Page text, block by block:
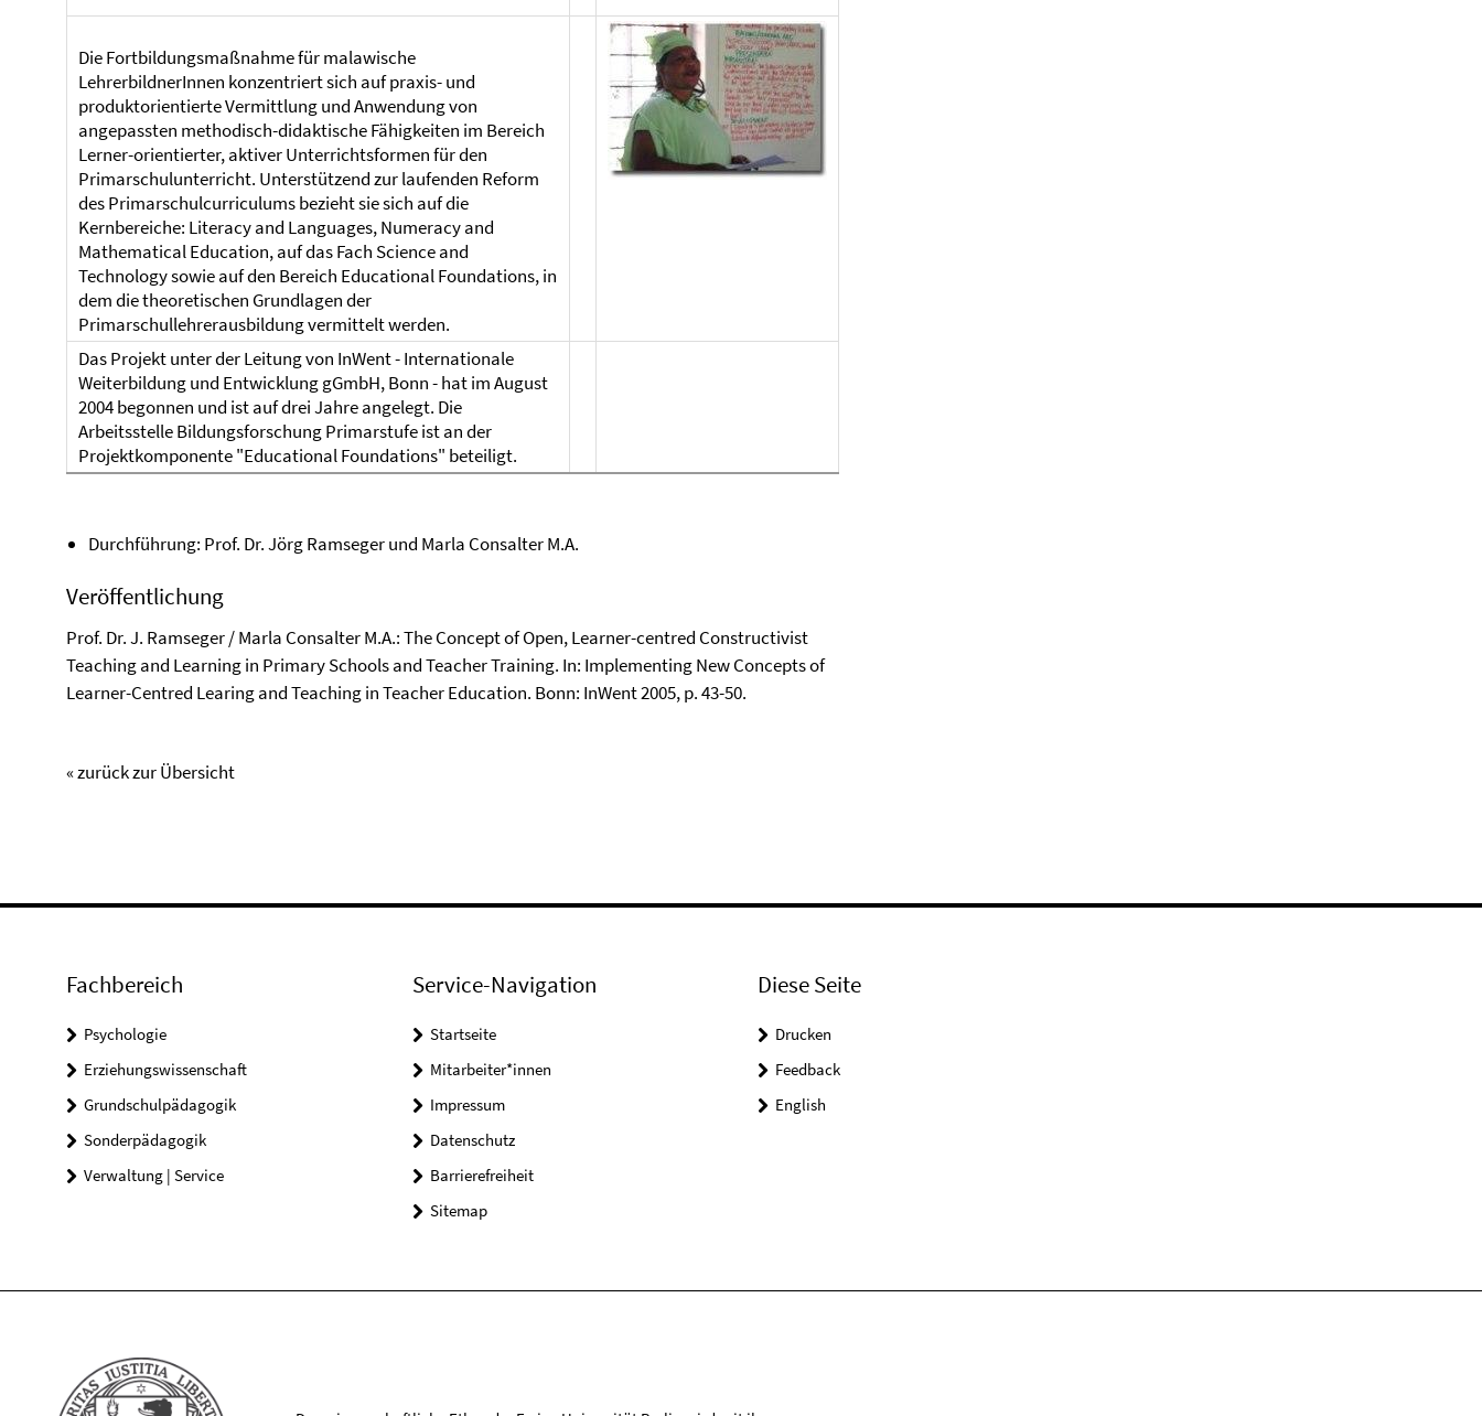
Die Fortbildungsmaßnahme für malawische
LehrerbildnerInnen konzentriert sich auf praxis- und
produktorientierte Vermittlung und Anwendung von
angepassten methodisch-didaktische Fähigkeiten im Bereich
Lerner-orientierter, aktiver Unterrichtsformen für den
Primarschulunterricht. Unterstützend zur laufenden Reform
des Primarschulcurriculums bezieht sie sich auf die
Kernbereiche: Literacy and Languages, Numeracy and
Mathematical Education, auf das Fach Science and
Technology sowie auf den Bereich Educational Foundations, in
dem die theoretischen Grundlagen der
Primarschullehrerausbildung vermittelt werden.
Das Projekt unter der Leitung von InWent - Internationale
Weiterbildung und Entwicklung gGmbH, Bonn - hat im August
2004 begonnen und ist auf drei Jahre angelegt. Die
Arbeitsstelle Bildungsforschung Primarstufe ist an der
Projektkomponente "Educational Foundations" beteiligt.
Durchführung: Prof. Dr. Jörg Ramseger und Marla Consalter M.A.
Veröffentlichung
Prof. Dr. J. Ramseger / Marla Consalter M.A.: The Concept of Open, Learner-centred Constructivist
Teaching and Learning in Primary Schools and Teacher Training. In: Implementing New Concepts of
Learner-Centred Learing and Teaching in Teacher Education. Bonn: InWent 2005, p. 43-50.
« zurück zur Übersicht
Fachbereich
Psychologie
Erziehungswissenschaft
Grundschulpädagogik
Sonderpädagogik
Verwaltung | Service
Service-Navigation
Startseite
Mitarbeiter*innen
Impressum
Datenschutz
Barrierefreiheit
Sitemap
Diese Seite
Drucken
Feedback
English